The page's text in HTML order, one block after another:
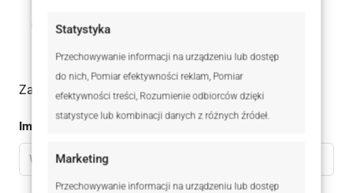
Statystyka
Przechowywanie informacji na urządzeniu lub dostęp
do nich, Pomiar efektywności reklam, Pomiar
efektywności treści, Rozumienie odbiorców dzięki
statystyce lub kombinacji danych z różnych źródeł.
Marketing
Przechowywanie informacji na urządzeniu lub dostęp
535 353 193
Zadaj pytanie do oferty
Imię